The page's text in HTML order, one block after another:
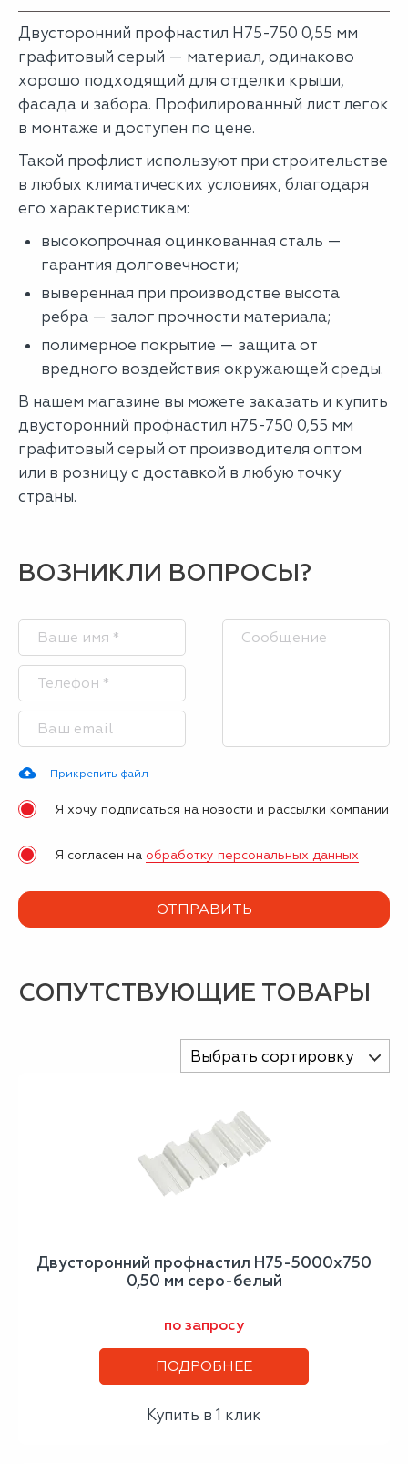
Двусторонний профнастил Н75-750 0,55 мм
графитовый серый — материал, одинаково
хорошо подходящий для отделки крыши,
фасада и забора. Профилированный лист легок
в монтаже и доступен по цене.
Такой профлист используют при строительстве
в любых климатических условиях, благодаря
его характеристикам:
высокопрочная оцинкованная сталь —
гарантия долговечности;
выверенная при производстве высота
ребра — залог прочности материала;
полимерное покрытие — защита от
вредного воздействия окружающей среды.
В нашем магазине вы можете заказать и купить
двусторонний профнастил н75-750 0,55 мм
графитовый серый от производителя оптом
или в розницу с доставкой в любую точку
страны.
ВОЗНИКЛИ ВОПРОСЫ?
Прикрепить файл
Я хочу подписаться на новости и рассылки компании
Я согласен на обработку персональных данных
СОПУТСТВУЮЩИЕ ТОВАРЫ
Выбрать сортировку
Двусторонний профнастил Н75-5000х750
0,50 мм серо-белый
по запросу
ПОДРОБНЕЕ
Купить в 1 клик